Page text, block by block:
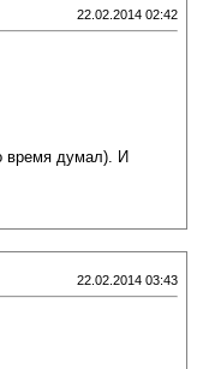
22.02.2014 02:42
время думал). И
22.02.2014 03:43